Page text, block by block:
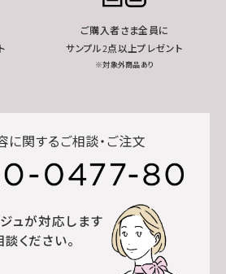
ご購入者さま全員に
サンプル2点以上プレゼント
※対象外商品あり
に関するご相談・ご注文
ュが対応します
ください。